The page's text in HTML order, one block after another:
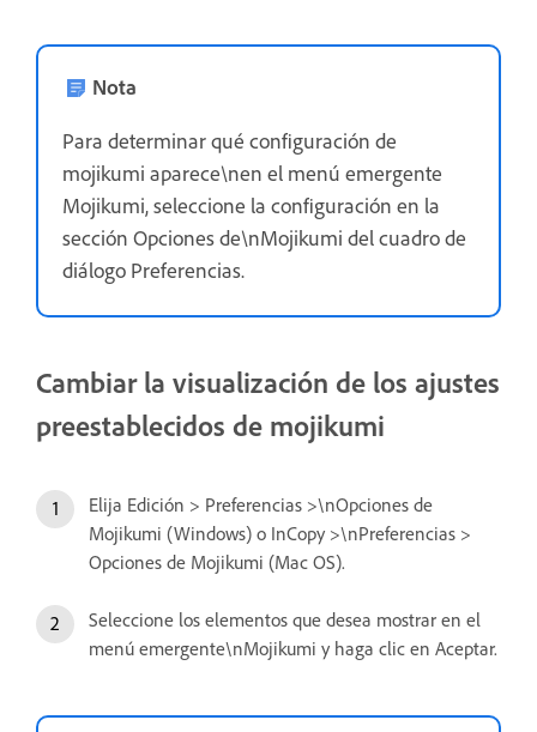
Nota
Para determinar qué configuración de
mojikumi aparece\nen el menú emergente
Mojikumi, seleccione la configuración en la
sección Opciones de\nMojikumi del cuadro de
diálogo Preferencias.
Cambiar la visualización de los ajustes
preestablecidos de mojikumi
Elija Edición > Preferencias >\nOpciones de
Mojikumi (Windows) o InCopy >\nPreferencias >
Opciones de Mojikumi (Mac OS).
Seleccione los elementos que desea mostrar en el
menú emergente\nMojikumi y haga clic en Aceptar.